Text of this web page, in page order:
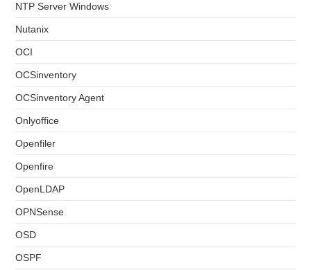
NTP Server Windows
Nutanix
OCI
OCSinventory
OCSinventory Agent
Onlyoffice
Openfiler
Openfire
OpenLDAP
OPNSense
OSD
OSPF